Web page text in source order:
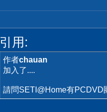
引用:
作者chauan
加入了....
請問SETI@Home有PCDVD